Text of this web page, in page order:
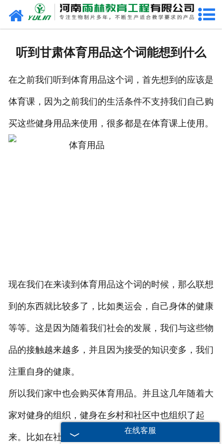
网站首页
听到甘肃体育用品这个词能想到什么
在之前我们听到体育用品这个词，首先想到的应该是
体育课，因为之前我们的生活条件不支持我们自己购
买这些健身用品来使用，很多都是在体育课上使用。
现在我们在来读到体育用品这个词的时候，那么联想
到的东西就比较多了，比如奥运会，自己身体的健康
等等。这是因为随着我们社会的发展，我们与这些物
品的接触越来越多，并且因为接受的知识变多，我们
注重自身的健康。
所以我们家中也会购买体育用品。并且这几年随着大
家对健身的组织，健身在乡村和社区中也组织了起
来。比如在社区中，我们能看到一些简单的健身场所
在线客服